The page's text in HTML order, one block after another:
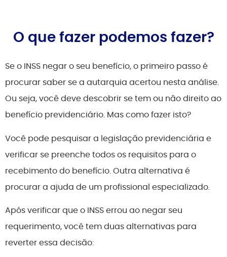
O que fazer podemos fazer?
Se o INSS negar o seu benefício, o primeiro passo é
procurar saber se a autarquia acertou nesta análise.
Ou seja, você deve descobrir se tem ou não direito ao
benefício previdenciário. Mas como fazer isto?
Você pode pesquisar a legislação previdenciária e
verificar se preenche todos os requisitos para o
recebimento do benefício. Outra alternativa é
procurar a ajuda de um profissional especializado.
Após verificar que o INSS errou ao negar seu
requerimento, você tem duas alternativas para
reverter essa decisão: